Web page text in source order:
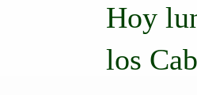
Hoy
los